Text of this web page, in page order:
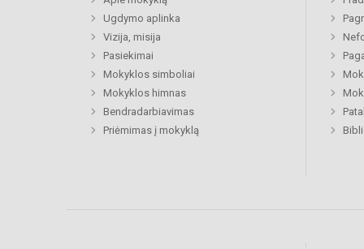
Ugdymo aplinka
Vizija, misija
Pasiekimai
Mokyklos simboliai
Mokyklos himnas
Bendradarbiavimas
Priėmimas į mokyklą